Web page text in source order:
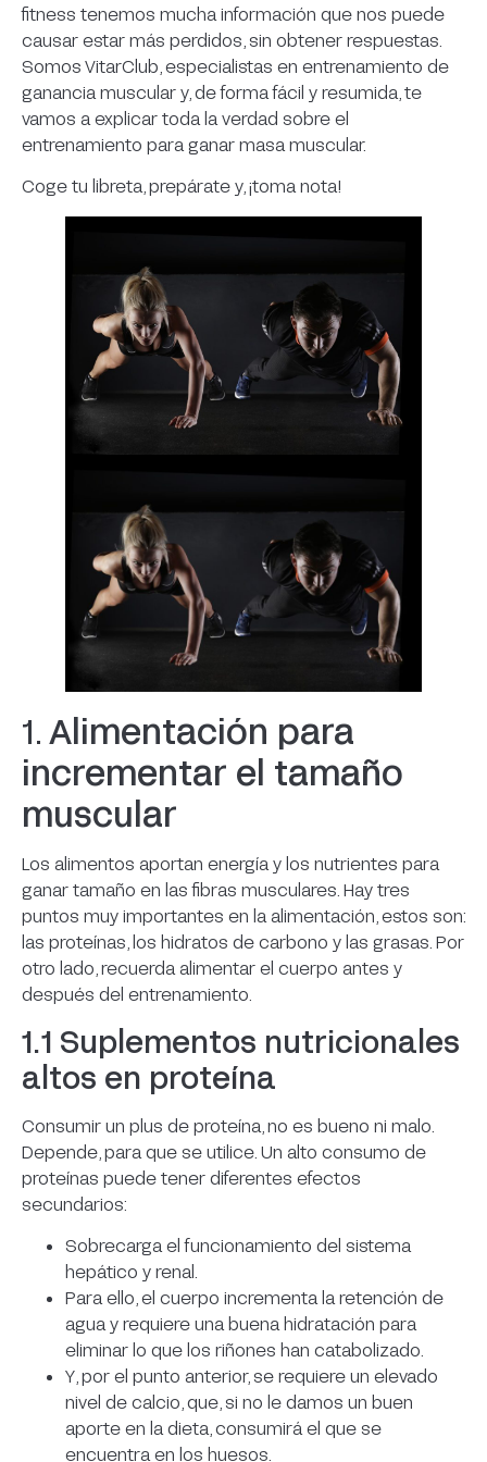
fitness tenemos mucha información que nos puede
causar estar más perdidos, sin obtener respuestas.
Somos VitarClub, especialistas en entrenamiento de
ganancia muscular y, de forma fácil y resumida, te
vamos a explicar toda la verdad sobre el
entrenamiento para ganar masa muscular.
Coge tu libreta, prepárate y, ¡toma nota!
1. Alimentación para
incrementar el tamaño
muscular
Los alimentos aportan energía y los nutrientes para
ganar tamaño en las fibras musculares. Hay tres
puntos muy importantes en la alimentación, estos son:
las proteínas, los hidratos de carbono y las grasas. Por
otro lado, recuerda alimentar el cuerpo antes y
después del entrenamiento.
1.1 Suplementos nutricionales
altos en proteína
Consumir un plus de proteína, no es bueno ni malo.
Depende, para que se utilice. Un alto consumo de
proteínas puede tener diferentes efectos
secundarios:
Sobrecarga el funcionamiento del sistema
hepático y renal.
Para ello, el cuerpo incrementa la retención de
agua y requiere una buena hidratación para
eliminar lo que los riñones han catabolizado.
Y, por el punto anterior, se requiere un elevado
nivel de calcio, que, si no le damos un buen
aporte en la dieta, consumirá el que se
encuentra en los huesos.